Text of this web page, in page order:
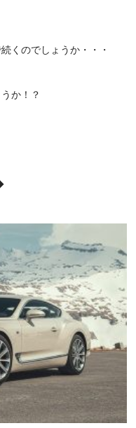
くのでしょうか・・・
か！？